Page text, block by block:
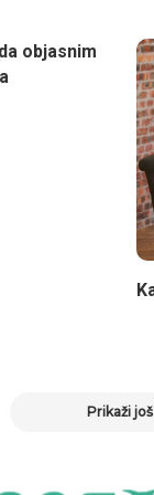
objasnim
Prikaži još